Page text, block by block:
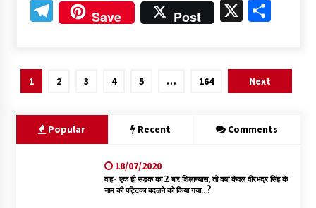
Telegram
Save Post X
1 2 3 4 5 … 164 Next
Popular Recent Comments
18/07/2020
वाह- एक ही सड़क का 2 बार शिलान्यास, तो क्या केवल वीरभद्र सिंह के
नाम की पट्टिका बदलने को किया गया…?